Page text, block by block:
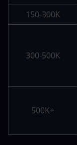
150-300K
300-500K
500K+